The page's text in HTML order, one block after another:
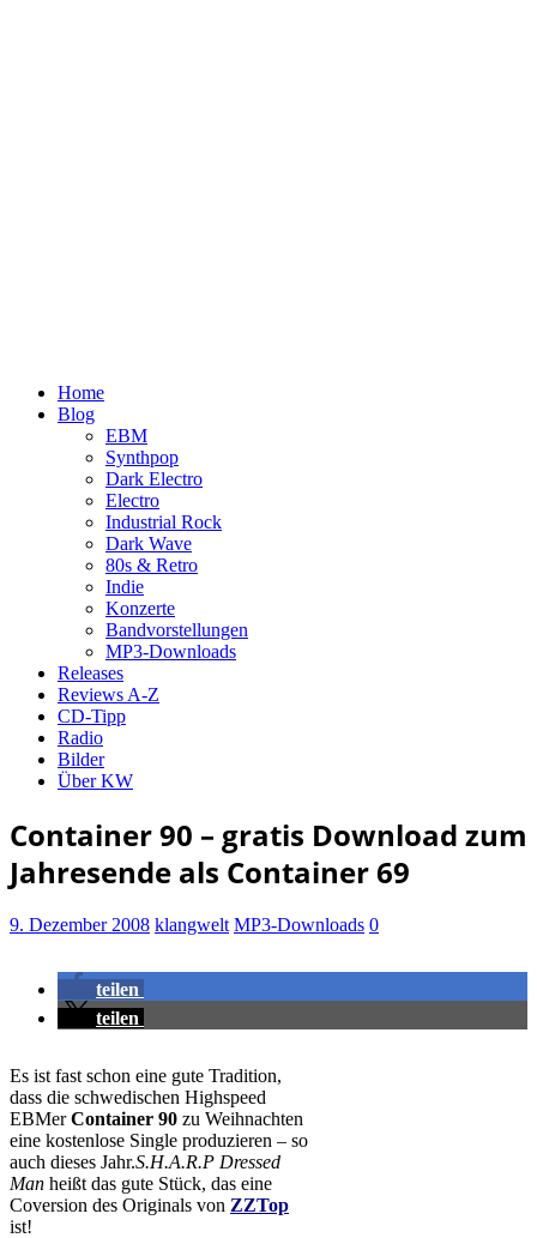
Home
Blog
EBM
Synthpop
Dark Electro
Electro
Industrial Rock
Dark Wave
80s & Retro
Indie
Konzerte
Bandvorstellungen
MP3-Downloads
Releases
Reviews A-Z
CD-Tipp
Radio
Bilder
Über KW
Container 90 – gratis Download zum
Jahresende als Container 69
9. Dezember 2008 klangwelt MP3-Downloads 0
teilen
teilen
Es ist fast schon eine gute Tradition,
dass die schwedischen Highspeed
EBMerContainer 90 zu Weihnachten
eine kostenlose Single produzieren – so
auch dieses Jahr.S.H.A.R.P Dressed
Man heißt das gute Stück, das eine
Coversion des Originals von ZZTop
ist!